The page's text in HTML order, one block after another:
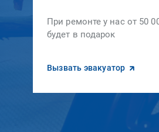
При ремонте у нас от 50
будет в подарок
Вызвать эвакуатор